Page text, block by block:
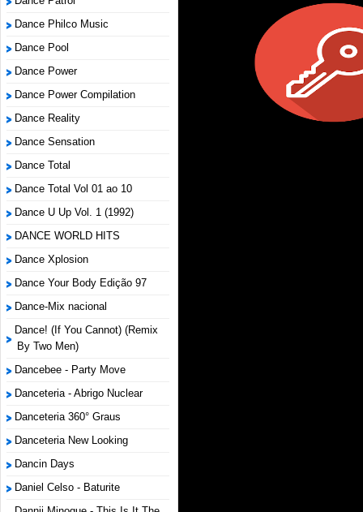
Dance Philco Music
Dance Pool
Dance Power
Dance Power Compilation
Dance Reality
Dance Sensation
Dance Total
Dance Total Vol 01 ao 10
Dance U Up Vol. 1 (1992)
DANCE WORLD HITS
Dance Xplosion
Dance Your Body Edição 97
Dance-Mix nacional
Dance! (If You Cannot) (Remix
By Two Men)
Dancebee - Party Move
Danceteria - Abrigo Nuclear
Danceteria 360° Graus
Danceteria New Looking
Dancin Days
Daniel Celso - Baturite